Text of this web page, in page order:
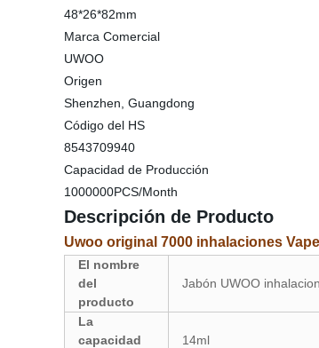
48*26*82mm
Marca Comercial
UWOO
Origen
Shenzhen, Guangdong
Código del HS
8543709940
Capacidad de Producción
1000000PCS/Month
Descripción de Producto
Uwoo original 7000 inhalaciones
El nombre
del
producto
Jabón UWOO
La
capacidad
14ml